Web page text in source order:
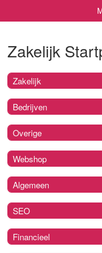
Zakelijk
Zakelijk
Bedrijven
Overige
Webshop
Algemeen
SEO
Financieel